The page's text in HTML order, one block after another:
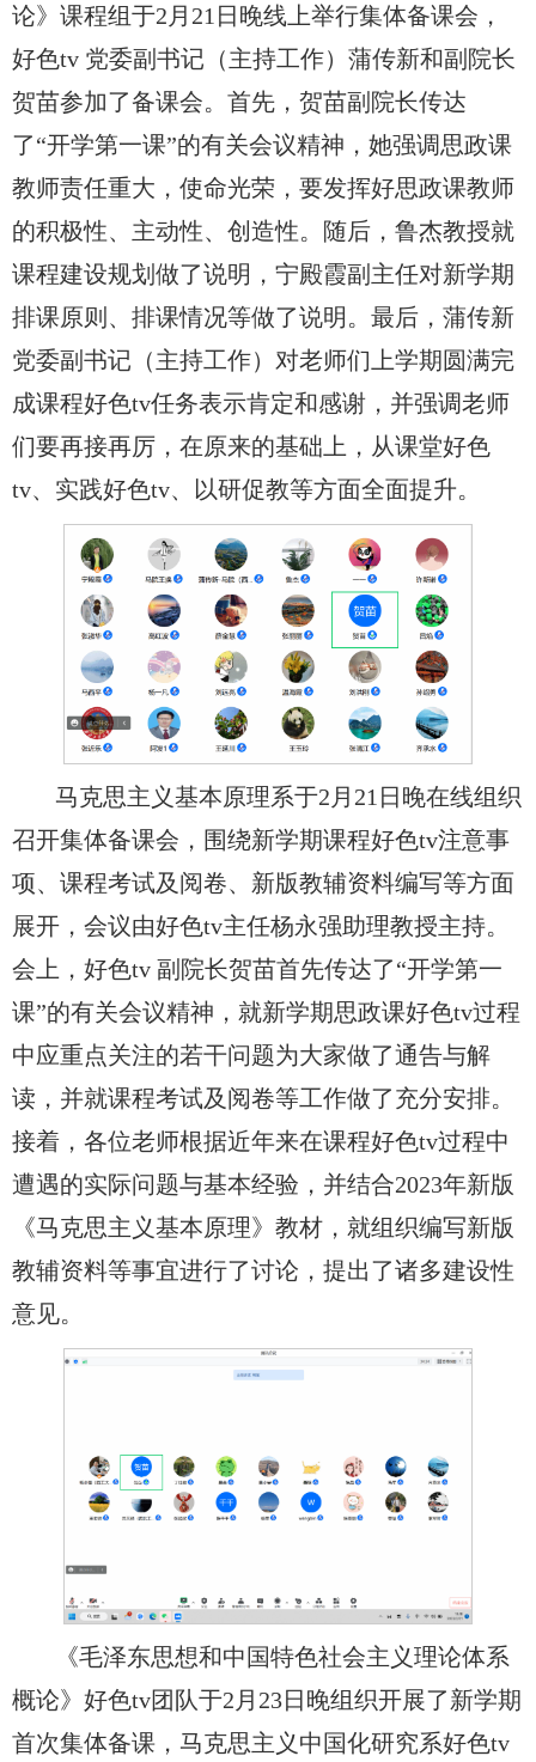
论》课程组于2月21日晚线上举行集体备课会，
好色tv 党委副书记（主持工作）蒲传新和副院长
贺苗参加了备课会。首先，贺苗副院长传达
了“开学第一课”的有关会议精神，她强调思政课
教师责任重大，使命光荣，要发挥好思政课教师
的积极性、主动性、创造性。随后，鲁杰教授就
课程建设规划做了说明，宁殿霞副主任对新学期
排课原则、排课情况等做了说明。最后，蒲传新
党委副书记（主持工作）对老师们上学期圆满完
成课程好色tv任务表示肯定和感谢，并强调老师
们要再接再厉，在原来的基础上，从课堂好色
tv、实践好色tv、以研促教等方面全面提升。
马克思主义基本原理系于2月21日晚在线组织
召开集体备课会，围绕新学期课程好色tv注意事
项、课程考试及阅卷、新版教辅资料编写等方面
展开，会议由好色tv主任杨永强助理教授主持。
会上，好色tv 副院长贺苗首先传达了“开学第一
课”的有关会议精神，就新学期思政课好色tv过程
中应重点关注的若干问题为大家做了通告与解
读，并就课程考试及阅卷等工作做了充分安排。
接着，各位老师根据近年来在课程好色tv过程中
遭遇的实际问题与基本经验，并结合2023年新版
《马克思主义基本原理》教材，就组织编写新版
教辅资料等事宜进行了讨论，提出了诸多建设性
意见。
《毛泽东思想和中国特色社会主义理论体系
概论》好色tv团队于2月23日晚组织开展了新学期
首次集体备课，马克思主义中国化研究系好色tv